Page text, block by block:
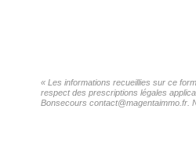
« Les informations recueillies sur ce
respect des prescriptions légales
Bonsecours contact@magentaimmo.fr.